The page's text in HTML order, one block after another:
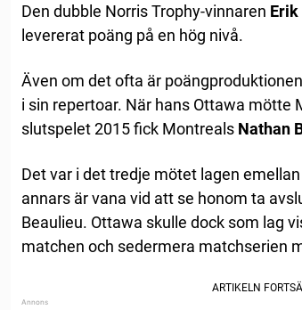
Den dubble Norris Trophy-vinnaren Erik
levererat poäng på en hög nivå.
Även om det ofta är
i sin repertoar. När hans Ottawa mötte
slutspelet 2015 fick Montreals Nathan
Det var i det tredje mötet lagen
annars är vana vid att se honom ta
Beaulieu. Ottawa skulle dock som lag
matchen och sedermera matchserien